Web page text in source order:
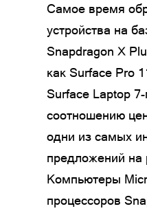
Самое время
устройства на
Snapdragon X
как Surface Pro
Surface Laptop
соотношению
одни из самых
предложений на
Компьютеры
процессоров